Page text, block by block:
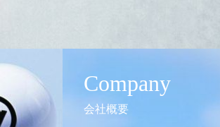
Company
会社概要